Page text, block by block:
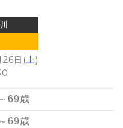
日(土)
69歳
69歳